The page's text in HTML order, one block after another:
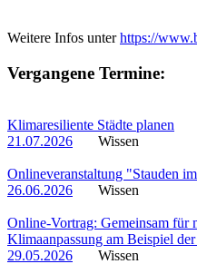
Weitere Infos unterhttps://
Vergangene Termine:
Klimaresiliente Städte planen
21.07.2026
Wissen
Onlineveranstaltung "Stauden
26.06.2026
Wissen
Online-Vortrag: Gemeinsam für
Klimaanpassung am Beispiel
29.05.2026
Wissen